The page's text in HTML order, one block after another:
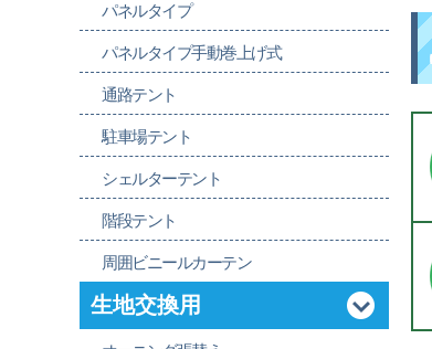
パネルタイプ
パネルタイプ手動巻上げ式
通路テント
駐車場テント
シェルターテント
階段テント
周囲ビニールカーテン
生地交換用